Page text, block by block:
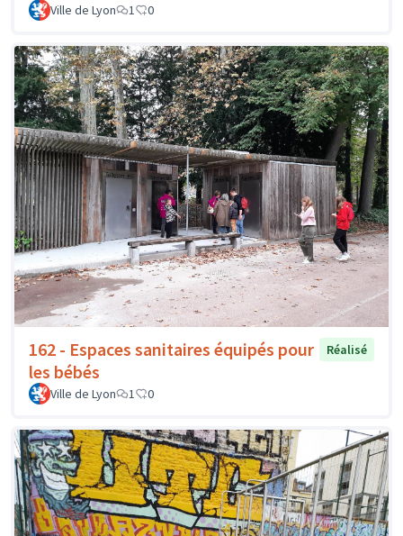
Ville de Lyon 1 0
162 - Espaces sanitaires équipés pour
les bébés
Réalisé
Ville de Lyon 1 0